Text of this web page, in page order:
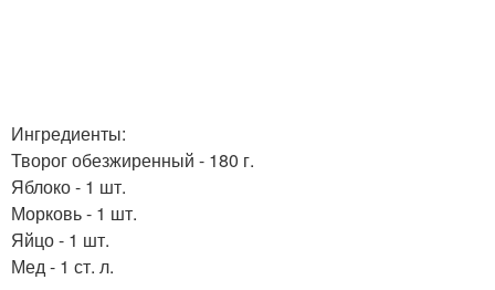
Ингредиенты:
Творог обезжиренный - 180 г.
Яблоко - 1 шт.
Морковь - 1 шт.
Яйцо - 1 шт.
Мед - 1 ст. л.